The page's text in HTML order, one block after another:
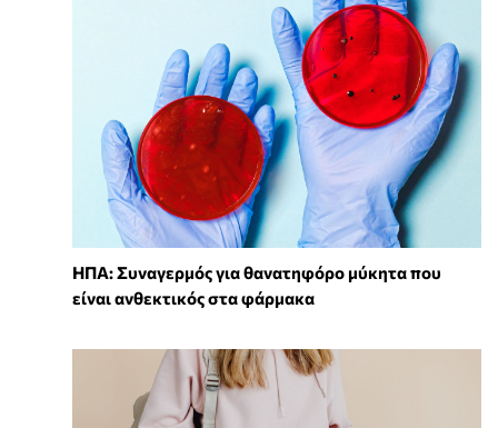
ΗΠΑ: Συναγερμός για θανατηφόρο μύκητα που
είναι ανθεκτικός στα φάρμακα